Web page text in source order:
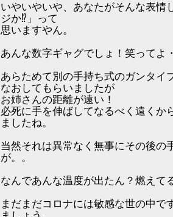
いやいやいや、あなたがそんな表情
ジか⁉」って
思いますやん。
あんな数字ギャグでしょ！笑ってよ
あらためて別の手持ち式のガンタイ
なおしてもらいましたが
お姉さんの距離が遠い！
必死に手を伸ばしてなるべく遠くか
ましたね。
当然それは異常なく無事にその後の
が。。
なんであんな温度が出たん？燃えて
まだまだコロナには敏感な世の中で